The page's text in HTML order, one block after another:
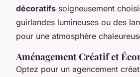
décoratifs soigneusement
guirlandes lumineuses ou des
pour une atmosphère
Aménagement Créatif et
Optez pour un agencement